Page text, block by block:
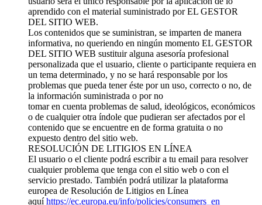
aprendido con el material suministrado por EL GESTOR
DEL SITIO WEB.
Los contenidos que se suministran, se imparten de manera
informativa, no queriendo en ningún momento EL GESTOR
DEL SITIO WEB sustituir alguna asesoría profesional
personalizada que el usuario, cliente o participante requiera en
un tema determinado, y no se hará responsable por los
problemas que pueda tener éste por un uso, correcto o no, de
la información suministrada o por no
tomar en cuenta problemas de salud, ideológicos, económicos
o de cualquier otra índole que pudieran ser afectados por el
contenido que se encuentre en de forma gratuita o no
expuesto dentro del sitio web.
RESOLUCIÓN DE LITIGIOS EN LÍNEA
El usuario o el cliente podrá escribir a tu email para resolver
cualquier problema que tenga con el sitio web o con el
servicio prestado. También podrá utilizar la plataforma
europea de Resolución de Litigios en Línea
aquíhttps://ec.europa.eu/info/policies/consumers_en